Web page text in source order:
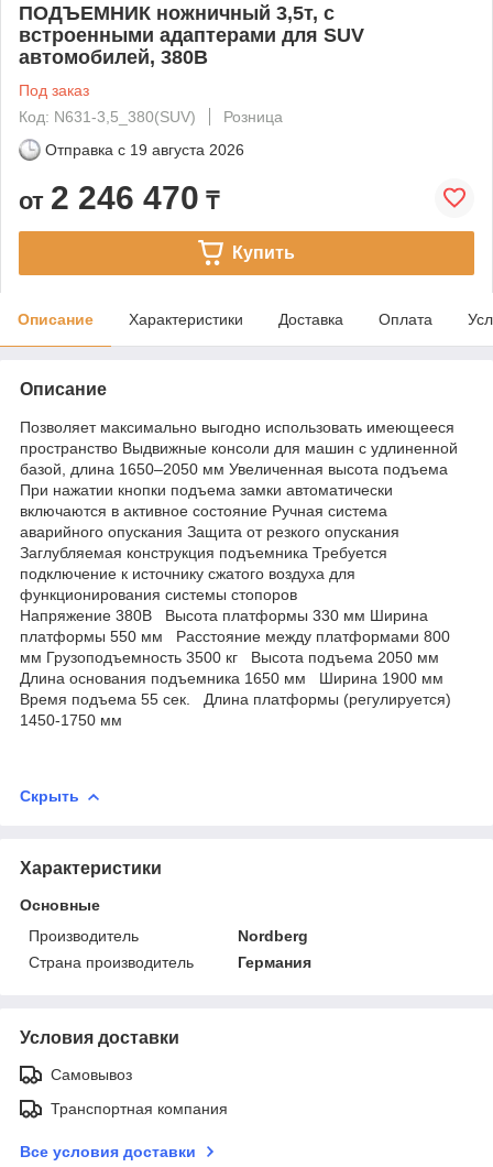
ПОДЪЕМНИК ножничный 3,5т, с
встроенными адаптерами для SUV
автомобилей, 380В
Под заказ
Код: N631-3,5_380(SUV)
Розница
Отправка с 19 августа 2026
от 2 246 470 ₸
Купить
Описание Характеристики Доставка Оплата
Описание
Позволяет максимально выгодно использовать имеющееся
пространство Выдвижные консоли для машин с удлиненной
базой, длина 1650–2050 мм Увеличенная высота подъема
При нажатии кнопки подъема замки автоматически
включаются в активное состояние Ручная система
аварийного опускания Защита от резкого опускания
Заглубляемая конструкция подъемника Требуется
подключение к источнику сжатого воздуха для
функционирования системы стопоров
Напряжение 380В Высота платформы 330 мм Ширина
платформы 550 мм Расстояние между платформами 800
мм Грузоподъемность 3500 кг Высота подъема 2050 мм
Длина основания подъемника 1650 мм Ширина 1900 мм
Время подъема 55 сек. Длина платформы (регулируется)
1450-1750 мм
Скрыть
Характеристики
Основные
Производитель
Nordberg
Страна производитель
Германия
Условия доставки
Самовывоз
Транспортная компания
Все условия доставки